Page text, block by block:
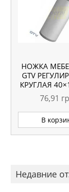
НОЖКА
GTV
КРУГЛАЯ
76,91
В
Недавние